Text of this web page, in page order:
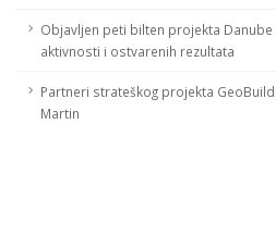
Objavljen peti bilten projekta Danube
aktivnosti i ostvarenih rezultata
Partneri strateškog projekta
Martin